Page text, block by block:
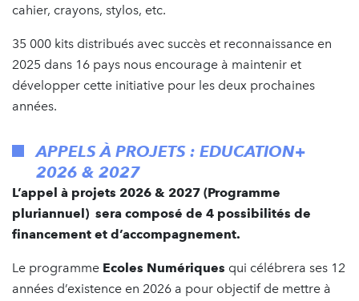
cahier, crayons, stylos, etc.
35 000 kits distribués avec succès et reconnaissance en
2025 dans 16 pays nous encourage à maintenir et
développer cette initiative pour les deux prochaines
années.
APPELS À PROJETS : EDUCATION+
2026 & 2027
L’appel à projets 2026 & 2027 (Programme
pluriannuel) sera composé de 4 possibilités de
financement et d’accompagnement.
Le programme Ecoles Numériques qui célébrera ses 12
années d’existence en 2026 a pour objectif de mettre à